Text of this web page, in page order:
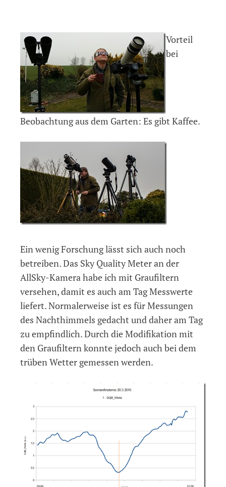
Vorteil
bei
Beobachtung aus dem Garten: Es gibt Kaffee.
Ein wenig Forschung lässt sich auch noch
betreiben. Das Sky Quality Meter an der
AllSky-Kamera habe ich mit Graufiltern
versehen, damit es auch am Tag Messwerte
liefert. Normalerweise ist es für Messungen
des Nachthimmels gedacht und daher am Tag
zu empfindlich. Durch die Modifikation mit
den Graufiltern konnte jedoch auch bei dem
trüben Wetter gemessen werden.